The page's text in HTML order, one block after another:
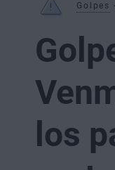
Golpes
los